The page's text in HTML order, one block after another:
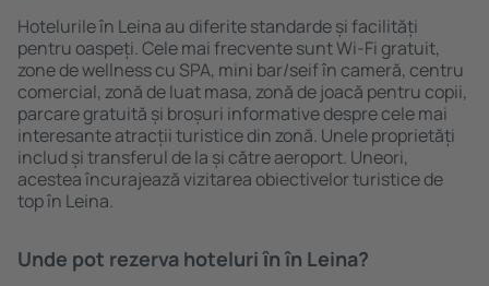
Hotelurile în Leina au diferite standarde și facilități
pentru oaspeți. Cele mai frecvente sunt Wi-Fi gratuit,
zone de wellness cu SPA, mini bar/seif în cameră, centru
comercial, zonă de luat masa, zonă de joacă pentru copii,
parcare gratuită și broșuri informative despre cele mai
interesante atracții turistice din zonă. Unele proprietăți
includ și transferul de la și către aeroport. Uneori,
acestea încurajează vizitarea obiectivelor turistice de
top în Leina.
Unde pot rezerva hoteluri ȋn în Leina?